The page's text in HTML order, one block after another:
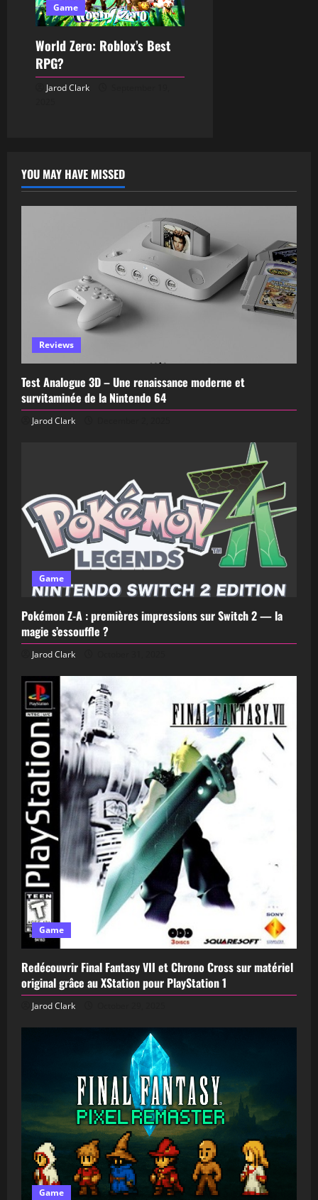
Game
World Zero: Roblox’s Best
RPG?
Jarod Clark
YOU MAY HAVE MISSED
Reviews
Test Analogue 3D – Une renaissance moderne et
survitaminée de la Nintendo 64
Jarod Clark
Game
Pokémon Z-A : premières impressions sur Switch 2 — la
magie s’essouffle ?
Jarod Clark
Game
Redécouvrir Final Fantasy VII et Chrono Cross sur matériel
original grâce au XStation pour PlayStation 1
Jarod Clark
Game